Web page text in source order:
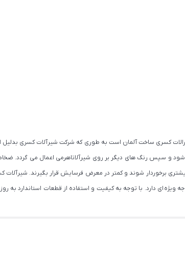
کسری ساخت آلمان است به طوری که شرکت شیرآلات کسری
شود و سپس رنگ های دیگر بر روی شیرآلاتاهرمی اعمال می گردد.
برخوردار شوند و کمتر در معرض فرسایش قرار بگیرند. شیرآلات
ای دارد. با توجه به کیفیت و استفاده از قطعات استاندارد به